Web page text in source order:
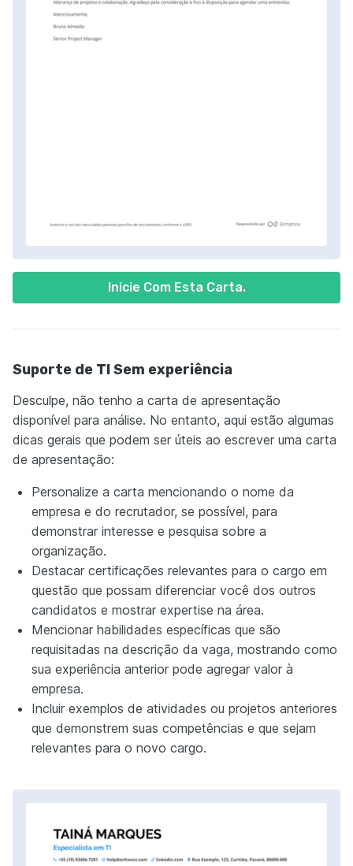
Inicie Com Esta Carta.
Suporte de TI Sem experiência
Desculpe, não tenho a carta de apresentação
disponível para análise. No entanto, aqui estão algumas
dicas gerais que podem ser úteis ao escrever uma carta
de apresentação:
Personalize a carta mencionando o nome da
empresa e do recrutador, se possível, para
demonstrar interesse e pesquisa sobre a
organização.
Destacar certificações relevantes para o cargo em
questão que possam diferenciar você dos outros
candidatos e mostrar expertise na área.
Mencionar habilidades específicas que são
requisitadas na descrição da vaga, mostrando como
sua experiência anterior pode agregar valor à
empresa.
Incluir exemplos de atividades ou projetos anteriores
que demonstrem suas competências e que sejam
relevantes para o novo cargo.